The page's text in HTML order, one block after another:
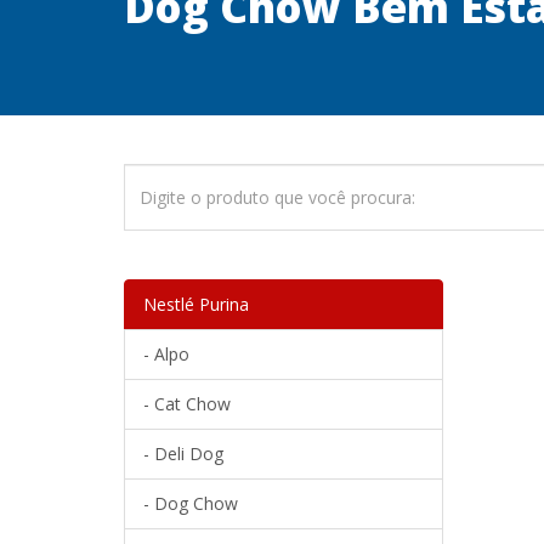
Nestlé Purina
- Alpo
- Cat Chow
- Deli Dog
- Dog Chow